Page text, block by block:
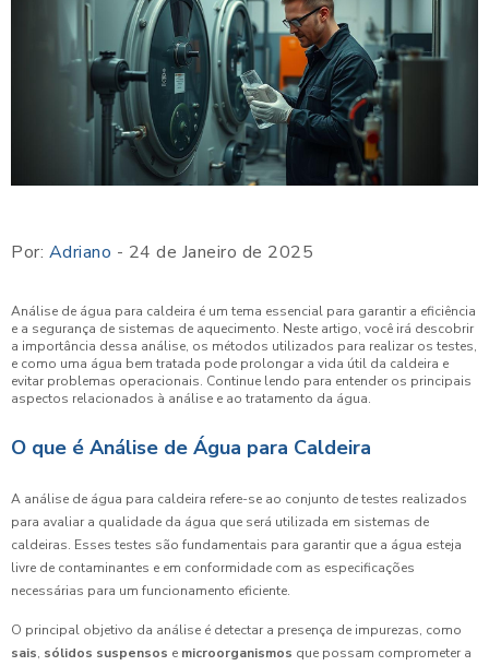
Por: Adriano - 24 de Janeiro de 2025
Análise de água para caldeira é um tema essencial para garantir a eficiência
e a segurança de sistemas de aquecimento. Neste artigo, você irá descobrir
a importância dessa análise, os métodos utilizados para realizar os testes,
e como uma água bem tratada pode prolongar a vida útil da caldeira e
evitar problemas operacionais. Continue lendo para entender os principais
aspectos relacionados à análise e ao tratamento da água.
O que é Análise de Água para Caldeira
A análise de água para caldeira refere-se ao conjunto de testes realizados
para avaliar a qualidade da água que será utilizada em sistemas de
caldeiras. Esses testes são fundamentais para garantir que a água esteja
livre de contaminantes e em conformidade com as especificações
necessárias para um funcionamento eficiente.
O principal objetivo da análise é detectar a presença de impurezas, como
sais, sólidos suspensos e microorganismos que possam comprometer a